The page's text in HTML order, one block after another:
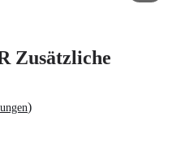
Zusätzliche
)